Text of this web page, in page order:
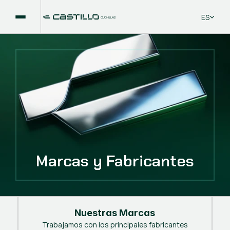
Select
ES
Nuestras Marcas
Trabajamos con los principales fabricantes
Marcas y Fabricantes